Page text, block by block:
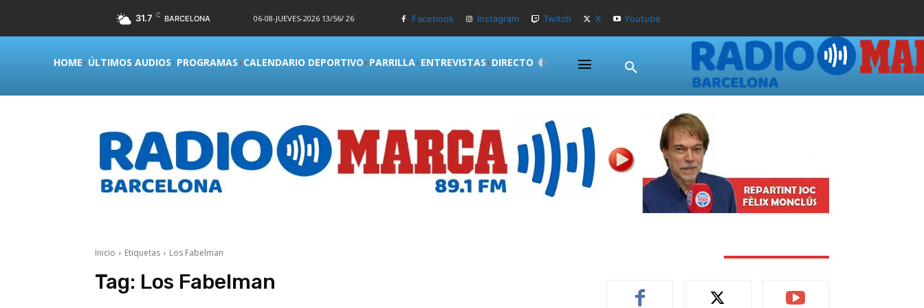
31.7 C BARCELONA 06-08-JUEVES-2026 13/56/ 26 Facebook Instagram Twitch X Youtube
HOME ÚLTIMOS AUDIOS PROGRAMAS CALENDARIO DEPORTIVO PARRILLA ENTREVISTAS DIRECTO
Inicio Etiquetas Los Fabelman
Tag: Los Fabelman